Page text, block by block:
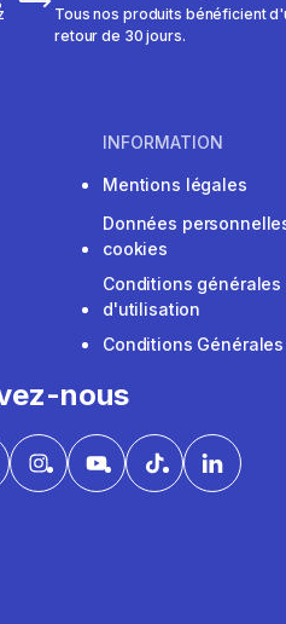
Tous nos produits bénéficient
retour de 30 jours.
INFORMATION
Mentions légales
Données
cookies
Conditions générales
d'utilisation
Conditions
nous